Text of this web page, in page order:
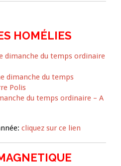
HOMÉLIES
dimanche du temps ordinaire
dimanche du temps
Polis
du temps ordinaire – A
cliquez sur ce lien